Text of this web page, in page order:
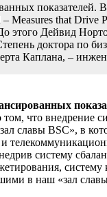
показателей.
Measures that
этого Дейвид
доктора по
Каплана, –
что внедрение
славы BSC», в
систему
в наш «зал